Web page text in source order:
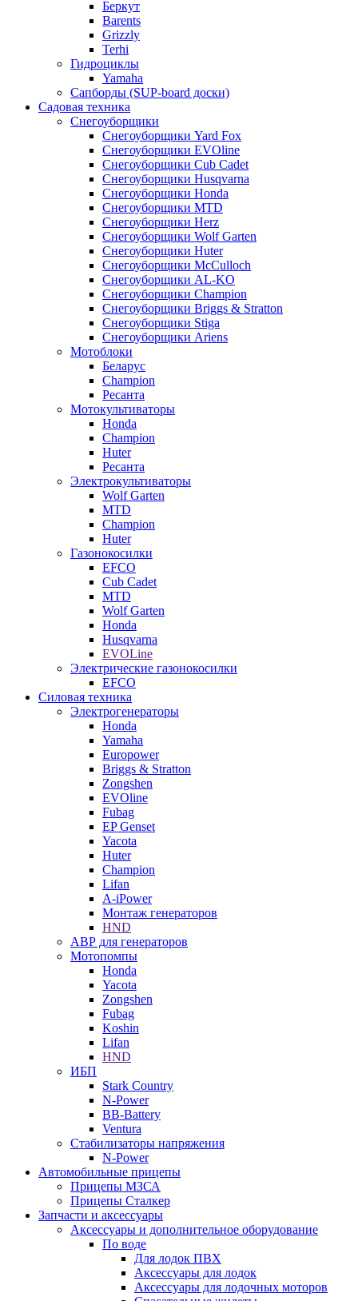
Беркут
Barents
Grizzly
Terhi
Гидроциклы
Yamaha
Сапборды (SUP-board доски)
Садовая техника
Снегоуборщики
Снегоуборщики Yard Fox
Снегоуборщики EVOline
Снегоуборщики Cub Cadet
Снегоуборщики Husqvarna
Снегоуборщики Honda
Снегоуборщики MTD
Снегоуборщики Herz
Снегоуборщики Wolf Garten
Снегоуборщики Huter
Снегоуборщики McCulloch
Снегоуборщики AL-KO
Снегоуборщики Champion
Снегоуборщики Briggs & Stratton
Снегоуборщики Stiga
Снегоуборщики Ariens
Мотоблоки
Беларус
Champion
Ресанта
Мотокультиваторы
Honda
Champion
Huter
Ресанта
Электрокультиваторы
Wolf Garten
MTD
Champion
Huter
Газонокосилки
EFCO
Cub Cadet
MTD
Wolf Garten
Honda
Husqvarna
EVOLine
Электрические газонокосилки
EFCO
Силовая техника
Электрогенераторы
Honda
Yamaha
Europower
Briggs & Stratton
Zongshen
EVOline
Fubag
EP Genset
Yacota
Huter
Champion
Lifan
A-iPower
Монтаж генераторов
HND
АВР для генераторов
Мотопомпы
Honda
Yacota
Zongshen
Fubag
Koshin
Lifan
HND
ИБП
Stark Country
N-Power
BB-Battery
Ventura
Стабилизаторы напряжения
N-Power
Автомобильные прицепы
Прицепы МЗСА
Прицепы Сталкер
Запчасти и аксессуары
Аксессуары и дополнительное оборудование
По воде
Для лодок ПВХ
Аксессуары для лодок
Аксессуары для лодочных моторов